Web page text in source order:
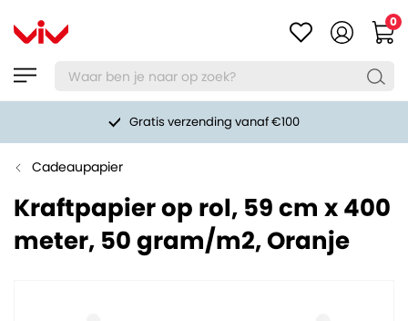
0
Gratis verzending vanaf €100
Cadeaupapier
Kraftpapier op rol, 59 cm x 400
meter, 50 gram/m2, Oranje